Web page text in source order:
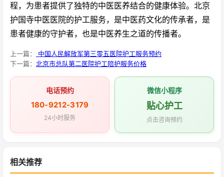
程，为患者提供了独特的中医医养结合的健康体验。北京
护国寺中医医院的护工服务，是中医药文化的传承者，是
患者健康的守护者，也是中医养生之道的传播者。
上一篇：
中国人民解放军第三零五医院护工服务预约
下一篇： 北京市总队第二医院护工陪护服务价格
电话预约
180-9212-3179
24小时服务
微信小程序
贴心护工
点击咨询预约
相关推荐